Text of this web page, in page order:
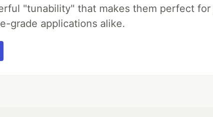
"tunability" that makes them perfect
grade applications alike.